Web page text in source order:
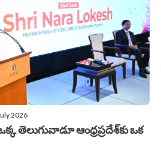
2026
తెలుగువాడూ ఆంధ్రప్రదేశ్‌కు ఒక